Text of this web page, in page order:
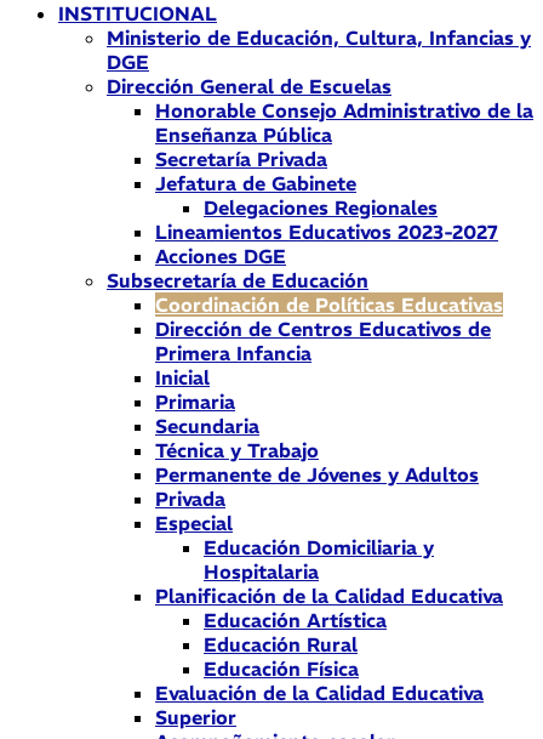
INSTITUCIONAL
Ministerio de Educación, Cultura, Infancias y
DGE
Dirección General de Escuelas
Honorable Consejo Administrativo de la
Enseñanza Pública
Secretaría Privada
Jefatura de Gabinete
Delegaciones Regionales
Lineamientos Educativos 2023-2027
Acciones DGE
Subsecretaría de Educación
Coordinación de Políticas Educativas
Dirección de Centros Educativos de
Primera Infancia
Inicial
Primaria
Secundaria
Técnica y Trabajo
Permanente de Jóvenes y Adultos
Privada
Especial
Educación Domiciliaria y
Hospitalaria
Planificación de la Calidad Educativa
Educación Artística
Educación Rural
Educación Física
Evaluación de la Calidad Educativa
Superior